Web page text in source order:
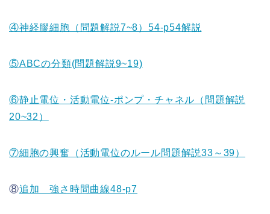
④神経膠細胞（問題解説7~8）54-p54解説
⑤ABCの分類(問題解説9~19)
⑥静止電位・活動電位-ポンプ・チャネル（問題解説
20~32）
⑦細胞の興奮（活動電位のルール問題解説33～39）
⑧追加 強さ時間曲線48-p7